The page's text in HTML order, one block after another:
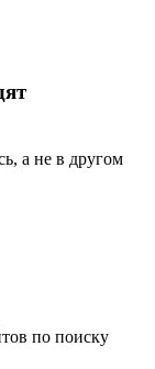
а не в другом
по поиску